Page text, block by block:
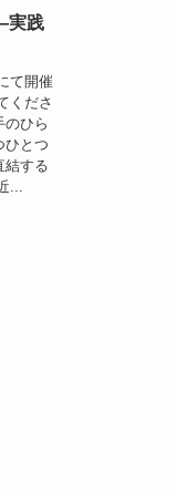
実践
て開催
くださ
のひら
ひとつ
結する
...